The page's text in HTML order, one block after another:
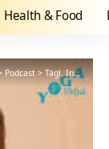
Health & Food
Podcast>Tägl. Inspiration